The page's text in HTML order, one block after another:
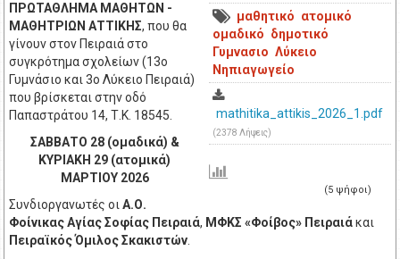
μαθητικό ατομικό
ομαδικό δημοτικό
Γυμνασιο Λύκειο
Νηπιαγωγείο
mathitika_attikis_2026_1.pdf
(2378 Λήψεις)
(5 ψήφοι)
ΠΡΩΤΑΘΛΗΜΑ ΜΑΘΗΤΩΝ -
ΜΑΘΗΤΡΙΩΝ ΑΤΤΙΚΗΣ, που θα
γίνουν στον Πειραιά στο
συγκρότημα σχολείων (13ο
Γυμνάσιο και 3ο Λύκειο Πειραιά)
που βρίσκεται στην οδό
Παπαστράτου 14, Τ.Κ. 18545.
ΣΑΒΒΑΤΟ 28 (ομαδικά) &
ΚΥΡΙΑΚΗ 29 (ατομικά)
ΜΑΡΤΙΟΥ 2026
Συνδιοργανωτές οι Α.Ο.
Φοίνικας Αγίας Σοφίας Πειραιά, ΜΦΚΣ «Φοίβος» Πειραιάκαι
Πειραϊκός Όμιλος Σκακιστών